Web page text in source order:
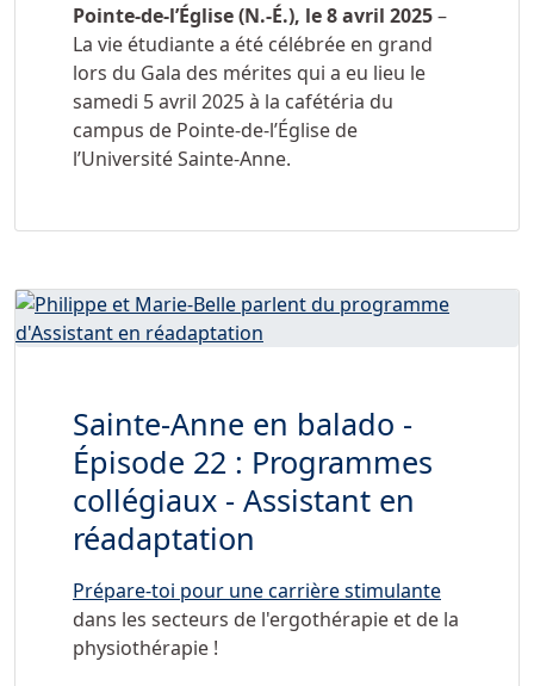
Pointe-de-l’Église (N.-É.), le8 avril 2025–
La vie étudiante a été célébrée en grand
lors du Gala des mérites qui a eu lieu le
samedi 5 avril 2025 à la cafétéria du
campus de Pointe-de-l’Église de
l’Université Sainte-Anne.
Sainte-Anne en balado -
Épisode 22 : Programmes
collégiaux - Assistant en
réadaptation
Prépare-toi pour une carrière stimulante
dans les secteurs de l'ergothérapie et de la
physiothérapie !